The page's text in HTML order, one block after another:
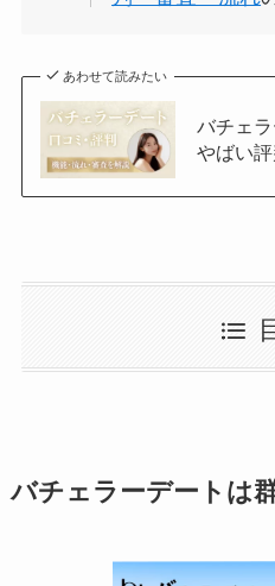
あわせて読みたい
バチェ
やばい
バチェラーデートは